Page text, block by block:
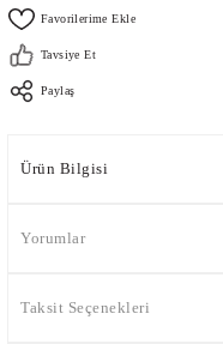
Tavsiye Et
Paylaş
Ürün Bilgisi
Yorumlar
Taksit Seçenekleri